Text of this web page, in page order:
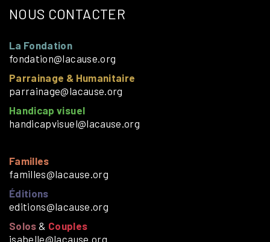
NOUS CONTACTER
La Fondation
fondation@lacause.org
Parrainage & Humanitaire
parrainage@lacause.org
Handicap visuel
handicapvisuel@lacause.org
Familles
familles@lacause.org
Éditions
editions@lacause.org
Solos & Couples
isabelle@lacause.org